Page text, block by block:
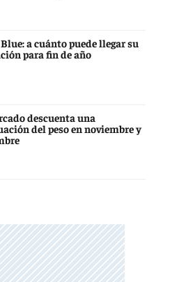
a cuánto puede llegar su
para fin de año
descuenta una
del peso en noviembre y